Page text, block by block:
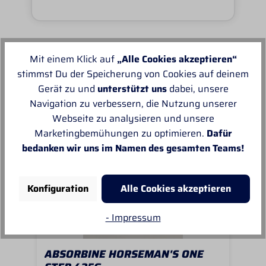
Unsere Empfehlungen
ABSORBINE HORSEMAN'S ONE
Mit einem Klick auf „Alle Cookies akzeptieren“
stimmst Du der Speicherung von Cookies auf deinem
Gerät zu und unterstützt unsdabei, unsere
Navigation zu verbessern, die Nutzung unserer
Webseite zu analysieren und unsere
Marketingbemühungen zu optimieren. Dafür
bedanken wir uns im Namen des gesamten Teams!
Konfiguration
Alle Cookies akzeptieren
- Impressum